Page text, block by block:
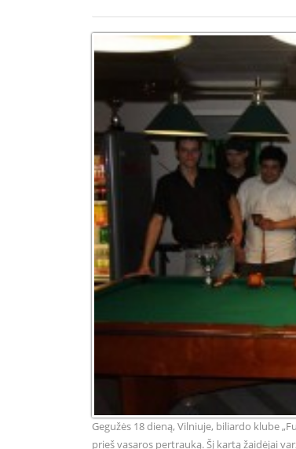
Gegužės 18 dieną, Vilniuje, biliardo klube
prieš vasaros pertrauką. Šį kartą žaidėjai